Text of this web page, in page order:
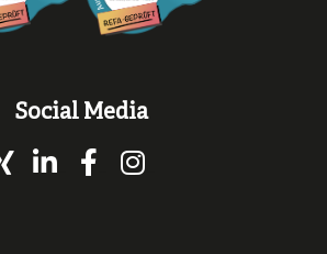
Social Media